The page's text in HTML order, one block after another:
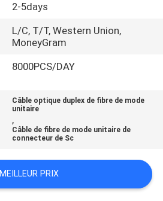
2-5days
L/C, T/T, Western Union,
MoneyGram
8000PCS/DAY
Câble optique duplex de fibre de mode
unitaire
,
Câble de fibre de mode unitaire de
connecteur de Sc
MEILLEUR PRIX